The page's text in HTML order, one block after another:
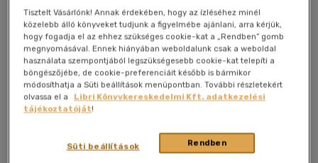
További formátumok
Tisztelt Vásárlónk! Annak érdekében, hogy az ízléséhez minél
közelebb álló könyveket tudjunk a figyelmébe ajánlani, arra kérjük,
hogy fogadja el az ehhez szükséges cookie-kat a „Rendben” gomb
megnyomásával. Ennek hiányában weboldalunk csak a weboldal
használata szempontjából legszükségesebb cookie-kat telepíti a
böngészőjébe, de cookie-preferenciáit később is bármikor
módosíthatja a Süti beállítások menüpontban. További részletekért
olvassa el a
Libri Könyvkereskedelmi Kft. adatkezelési
tájékoztatóját!
Rendben
Süti beállítások